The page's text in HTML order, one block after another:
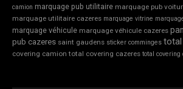
camion marquage pub utilitaire marquage pub
marquage utilitaire cazeres marquage vitrine
marquage véhicule marquage véhicule cazeres
pub cazeres saint gaudens sticker comminges total
covering camion total covering cazeres total covering